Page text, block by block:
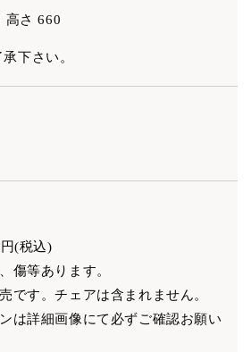
高さ 660
下さい。
(税込)
傷等あります。
です。チェアは含まれません。
は詳細画像にて必ずご確認お願い